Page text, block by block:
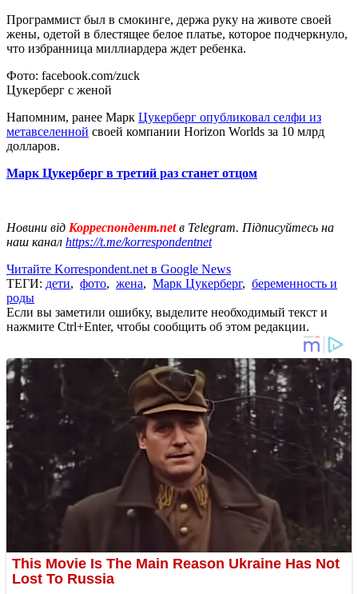
Программист был в смокинге, держа руку на животе своей
жены, одетой в блестящее белое платье, которое подчеркнуло,
что избранница миллиардера ждет ребенка.
Фото: facebook.com/zuck
Цукерберг с женой
Напомним, ранее Марк Цукерберг опубликовал селфи из
метавселенной своей компании Horizon Worlds за 10 млрд
долларов.
Марк Цукерберг в третий раз станет отцом
Новини від Корреспондент.netв Telegram. Підписуйтесь на
наш канал https://t.me/korrespondentnet
Читайте Korrespondent.net в Google News
ТЕГИ: дети, фото, жена, Марк Цукерберг, беременность и
роды
Если вы заметили ошибку, выделите необходимый текст и
нажмите Ctrl+Enter, чтобы сообщить об этом редакции.